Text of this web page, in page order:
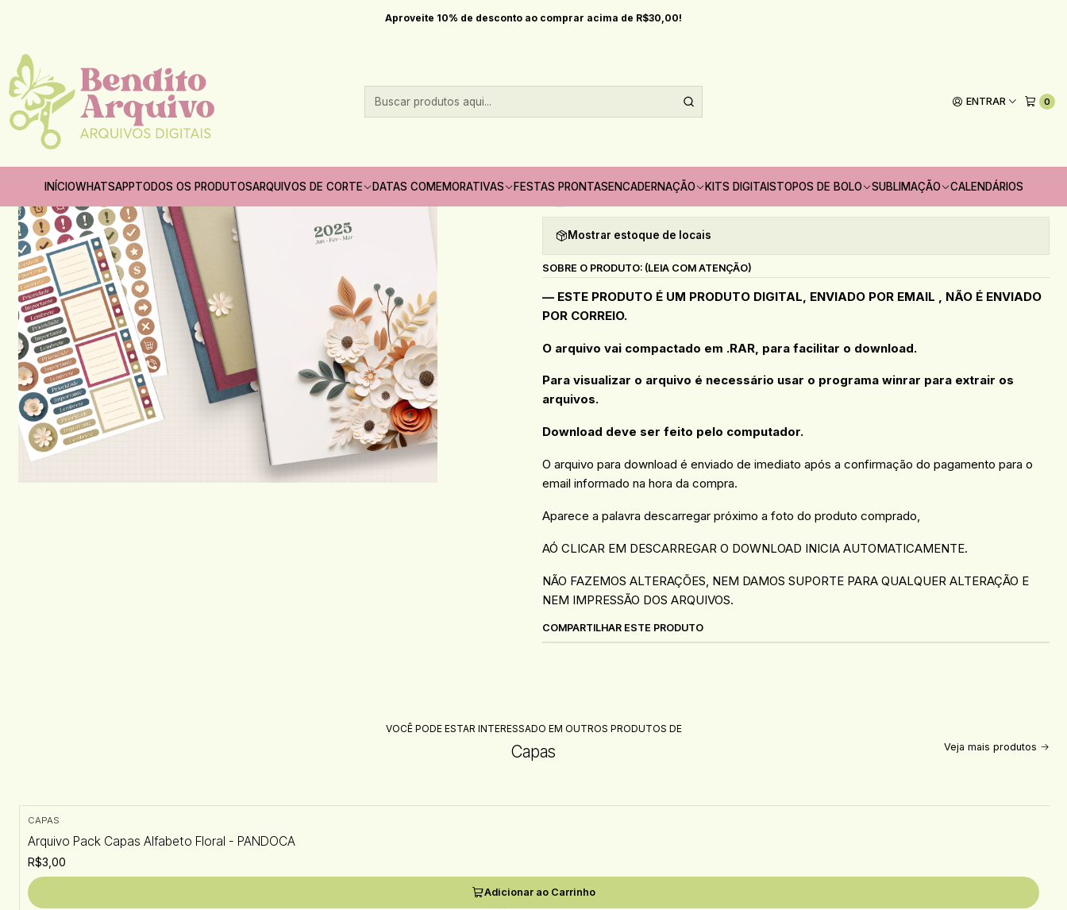
ENTRAR 0
INÍCIOWHATSAPPTODOS OS PRODUTOSARQUIVOS DE CORTE DATAS COMEMORATIVAS FESTAS PRONTASENCADERNAÇÃO KITS DIGITAISTOPOS DE BOLO SUBLIMAÇÃO CALENDÁRIOS
Aproveite 10% de desconto ao comprar acima de R$30,00!
2025 Arquivo Capas Planner Trimestral Coleção Flor de Papel Brochura 2025 - NILMARA
Arquivo Capas Planner Trimestral Coleção Flor
de Papel Brochura 2025 - NILMARA
Adicionar à lista de favoritos
Mostrar estoque de locais
SOBRE O PRODUTO: (LEIA COM ATENÇÃO)
— ESTE PRODUTO É UM PRODUTO DIGITAL, ENVIADO POR EMAIL , NÃO É ENVIADO
POR CORREIO.
O arquivo vai compactado em .RAR, para facilitar o download.
Para visualizar o arquivo é necessário usar o programa winrar para extrair os
arquivos.
Download deve ser feito pelo computador.
O arquivo para download é enviado de imediato após a confirmação do pagamento para o
email informado na hora da compra.
Aparece a palavra descarregar próximo a foto do produto comprado,
AÓ CLICAR EM DESCARREGAR O DOWNLOAD INICIA AUTOMATICAMENTE.
NÃO FAZEMOS ALTERAÇÕES, NEM DAMOS SUPORTE PARA QUALQUER ALTERAÇÃO E
NEM IMPRESSÃO DOS ARQUIVOS.
COMPARTILHAR ESTE PRODUTO
VOCÊ PODE ESTAR INTERESSADO EM OUTROS PRODUTOS DE
Capas Veja mais produtos
CAPAS
Arquivo Pack Capas Alfabeto Floral - PANDOCA
R$3,00
Adicionar ao Carrinho